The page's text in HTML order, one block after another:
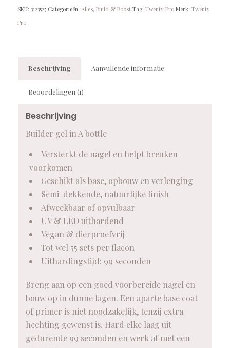
SKU: 3123525 Categorieën: Alles, Build & Boost Tag: Twenty Pro Merk: Twenty
Pro
Beschrijving Aanvullende informatie
Beoordelingen (1)
Beschrijving
Builder gel in A bottle
Versterkt de nagel en helpt breuken
voorkomen
Geschikt als base, opbouw en verlenging
Semi-dekkende, natuurlijke finish
Afweekbaar of opvulbaar
UV & LED uithardend
Vegan & dierproefvrij
Tot wel 55 sets per flacon
Uithardingstijd: 99 seconden
Breng aan op een goed voorbereide nagel en
bouw op in dunne lagen. Een aparte base coat
of primer is niet noodzakelijk, tenzij extra
hechting gewenst is. Hard elke laag uit
gedurende 99 seconden en werk af met een